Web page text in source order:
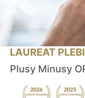
LAUREAT
Plusy Minusy